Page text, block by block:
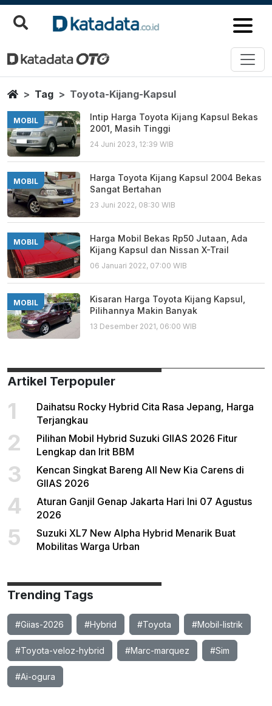
Toyota Kijang Kapsul
Berita Terbaru
HomeTag Toyota-Kijang-Kapsul
MOBIL
Intip Harga Toyota Kijang Kapsul Bekas
2001, Masih Tinggi
24 Juni 2023, 12:39 WIB
MOBIL
Harga Toyota Kijang Kapsul 2004 Bekas
Sangat Bertahan
23 Juni 2022, 08:30 WIB
MOBIL
Harga Mobil Bekas Rp50 Jutaan, Ada
Kijang Kapsul dan Nissan X-Trail
06 Januari 2022, 07:00 WIB
MOBIL
Kisaran Harga Toyota Kijang Kapsul,
Pilihannya Makin Banyak
13 Desember 2021, 06:00 WIB
Artikel Terpopuler
1
Daihatsu Rocky Hybrid Cita Rasa Jepang, Harga
Terjangkau
2
Pilihan Mobil Hybrid Suzuki GIIAS 2026 Fitur
Lengkap dan Irit BBM
3
Kencan Singkat Bareng All New Kia Carens di
GIIAS 2026
4
Aturan Ganjil Genap Jakarta Hari Ini 07 Agustus
2026
5
Suzuki XL7 New Alpha Hybrid Menarik Buat
Mobilitas Warga Urban
Trending Tags
#Giias-2026 #Hybrid #Toyota #Mobil-listrik
#Toyota-veloz-hybrid #Marc-marquez #Sim
#Ai-ogura